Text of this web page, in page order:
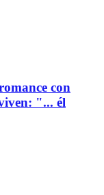
con
"... él